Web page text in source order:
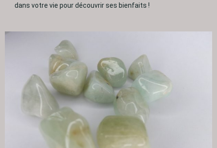
dans votre vie pour découvrir ses bienfaits !